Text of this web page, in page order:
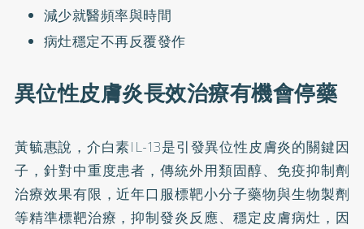
減少就醫頻率與時間
病灶穩定不再反覆發作
異位性皮膚炎長效治療有機會停藥
黃毓惠說，介白素IL-13是引發異位性皮膚炎的關鍵因
子，針對中重度患者，傳統外用類固醇、免疫抑制劑
治療效果有限，近年口服標靶小分子藥物與生物製劑
等精準標靶治療，抑制發炎反應、穩定皮膚病灶，因